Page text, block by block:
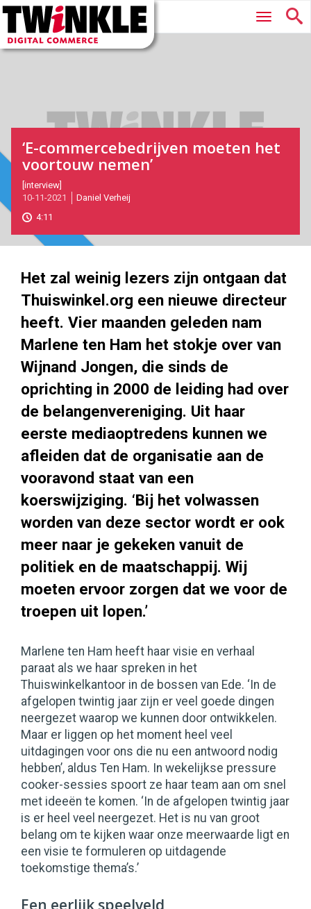
Twinkle
Digital
Commerce
Hoofdmenu
‘E-commercebedrijven moeten het
voortouw nemen’
2021-
11-
10T13:36:00
2021-
11-
[interview]
10-11-2021
Daniel Verheij
4:11
Magazine
Het zal weinig lezers zijn ontgaan dat
Thuiswinkel.org een nieuwe directeur
heeft. Vier maanden geleden nam
Marlene ten Ham het stokje over van
Wijnand Jongen, die sinds de
oprichting in 2000 de leiding had over
de belangenvereniging. Uit haar
eerste mediaoptredens kunnen we
afleiden dat de organisatie aan de
vooravond staat van een
koerswijziging. ‘Bij het volwassen
worden van deze sector wordt er ook
meer naar je gekeken vanuit de
politiek en de maatschappij. Wij
moeten ervoor zorgen dat we voor de
troepen uit lopen.’
Marlene ten Ham heeft haar visie en verhaal
paraat als we haar spreken in het
Thuiswinkelkantoor in de bossen van Ede. ‘In de
afgelopen twintig jaar zijn er veel goede dingen
neergezet waarop we kunnen door ontwikkelen.
Maar er liggen op het moment heel veel
uitdagingen voor ons die nu een antwoord nodig
hebben’, aldus Ten Ham. In wekelijkse pressure
cooker-sessies spoort ze haar team aan om snel
met ideeën te komen. ‘In de afgelopen twintig jaar
is er heel veel neergezet. Het is nu van groot
belang om te kijken waar onze meerwaarde ligt en
een visie te formuleren op uitdagende
toekomstige thema’s.’
Een eerlijk speelveld